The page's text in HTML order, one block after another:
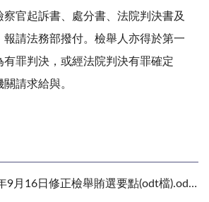
官起訴書、處分書、法院判決書及
報請法務部撥付。檢舉人亦得於第一
有罪判決，或經法院判決有罪確定
請求給與。
9月16日修正檢舉賄選要點(odt檔).odt